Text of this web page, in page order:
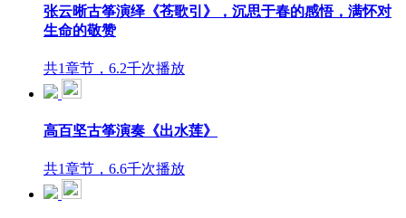
张云晰古筝演绎《苍歌引》，沉思于春的感悟，满怀对
生命的敬赞
共1章节，6.2千次播放
高百坚古筝演奏《出水莲》
共1章节，6.6千次播放